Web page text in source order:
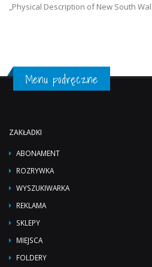
„Physical Description of New South
Menu podręczne
ZAKŁADKI
ABONAMENT
ROZRYWKA
WYSZUKIWARKA
REKLAMA
SKLEPY
MIEJSCA
FOLDERY